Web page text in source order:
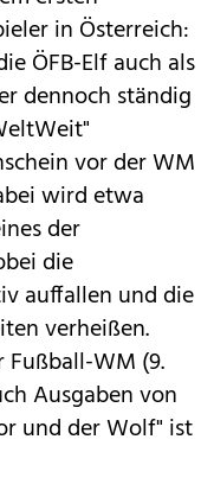
in Österreich:
ÖFB-Elf auch als
dennoch ständig
vor der WM
wird etwa
der
die
auffallen und die
verheißen.
Fußball-WM (9.
Ausgaben von
und der Wolf" ist